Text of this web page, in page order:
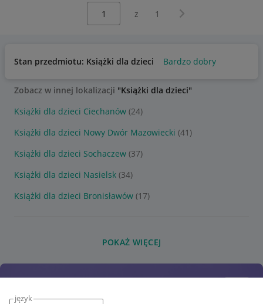
język
z 1 Następna strona
Stan przedmiotu: Książki dla dzieci Bardzo dobry
Zobacz w innej lokalizacji "Książki dla dzieci"
Książki dla dzieci Ciechanów (24)
Książki dla dzieci Nowy Dwór Mazowiecki (41)
Książki dla dzieci Sochaczew (37)
Książki dla dzieci Nasielsk (34)
Książki dla dzieci Bronisławów (17)
POKAŻ WIĘCEJ